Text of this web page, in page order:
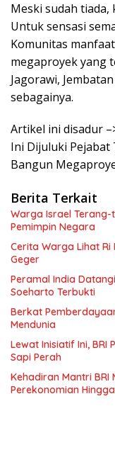
Meski sudah tiada,
Untuk sensasi
Komunitas
megaproyek yang
Jagorawi,
sebagainya.
Artikel ini disadur
Ini Dijuluki Pejabat
Bangun
Berita Terkait
Warga Israel Terang-
Pemimpin Negara
Cerita Warga Lihat Ri
Geger
Peramal India
Soeharto Terbukti
Berkat
Mendunia
Lewat Inisiatif Ini, BRI
Sapi Perah
Kehadiran Mantri
Perekonomian